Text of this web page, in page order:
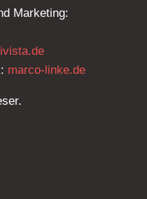
Marketing:
marco-linke.de